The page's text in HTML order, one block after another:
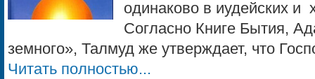
одинаково в иудейских и
Согласно Книге Бытия,
земного», Талмуд же утверждает, что
Читать полностью...